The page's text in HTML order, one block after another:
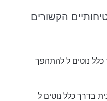
הקשורים
נוטים ל להתהפך
בדרך כלל נוטים ל